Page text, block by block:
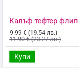
9.99 € (19.54 лв.)
11.90 € (23.27 лв.)
Купи